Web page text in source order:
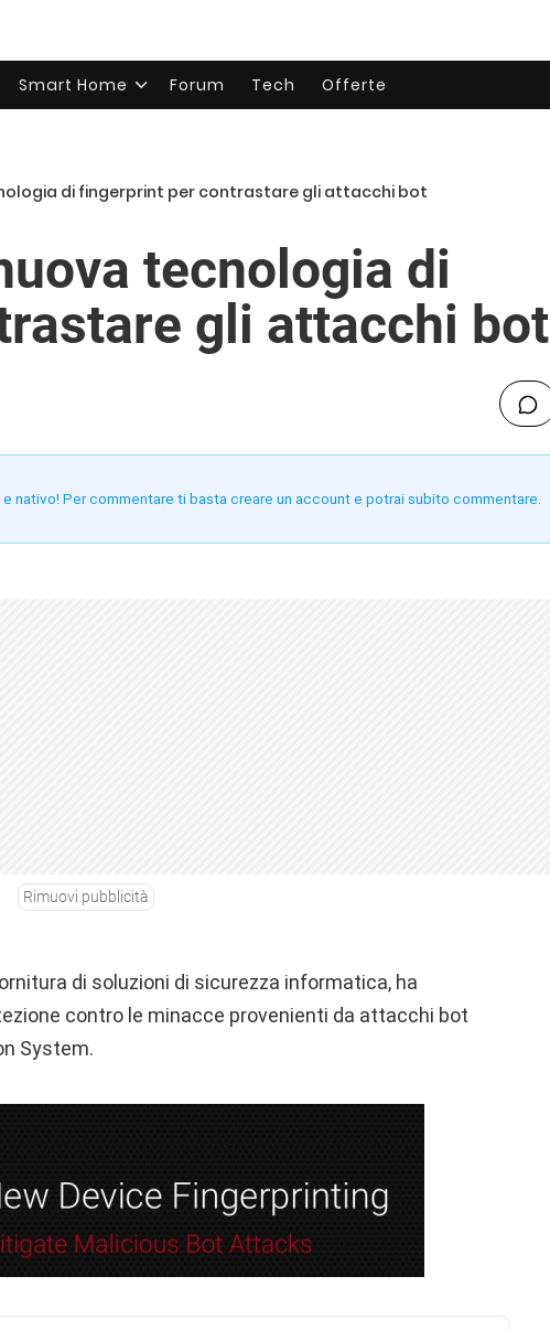
Smart Home Forum Tech Offerte
di fingerprint per contrastare gli attacchi bot
tecnologia di
gli attacchi bot
nativo! Per commentare ti basta creare un account e potrai subito commentare.
Rimuovi pubblicità
di soluzioni di sicurezza informatica, ha
contro le minacce provenienti da attacchi bot
System.